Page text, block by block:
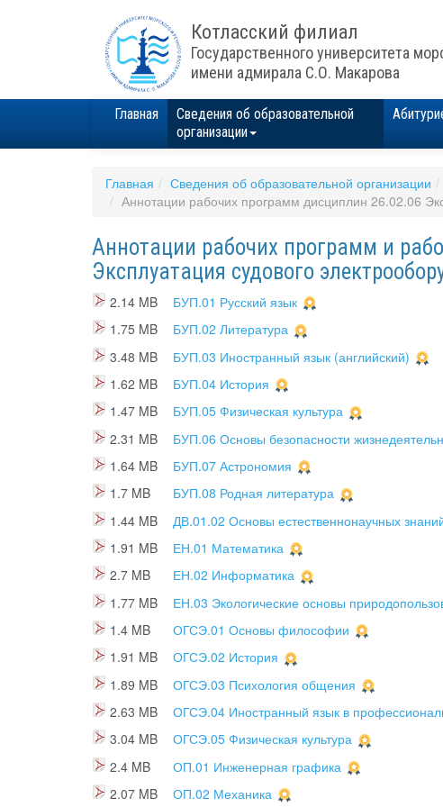
Котласский филиал
Государственного университета
имени адмирала С.О. Макарова
Главная
Сведения об образовательной
организации
Главная Сведения об образовательной организации
Аннотации рабочих программ дисциплин 26.02.06
Аннотации рабочих программ и
Эксплуатация судового
2.14 MB
БУП.01 Русский язык
1.75 MB
БУП.02 Литература
3.48 MB
БУП.03 Иностранный язык (английский)
1.62 MB
БУП.04 История
1.47 MB
БУП.05 Физическая культура
2.31 MB
БУП.06 Основы безопасности
1.64 MB
БУП.07 Астрономия
1.7 MB
БУП.08 Родная литература
1.44 MB
ДВ.01.02 Основы естественнонаучных
1.91 MB
ЕН.01 Математика
2.7 MB
ЕН.02 Информатика
1.77 MB
ЕН.03 Экологические основы
1.4 MB
ОГСЭ.01 Основы философии
1.91 MB
ОГСЭ.02 История
1.89 MB
ОГСЭ.03 Психология общения
2.63 MB
ОГСЭ.04 Иностранный язык в
3.04 MB
ОГСЭ.05 Физическая культура
2.4 MB
ОП.01 Инженерная графика
2.07 MB
ОП.02 Механика